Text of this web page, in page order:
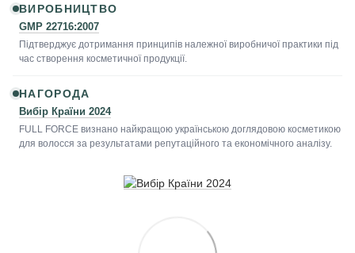
ВИРОБНИЦТВО
GMP 22716:2007
Підтверджує дотримання принципів належної виробничої практики під
час створення косметичної продукції.
НАГОРОДА
Вибір Країни 2024
FULL FORCE визнано найкращою українською доглядовою косметикою
для волосся за результатами репутаційного та економічного аналізу.